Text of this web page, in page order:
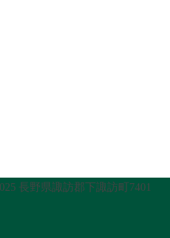
長野県諏訪郡下諏訪町7401